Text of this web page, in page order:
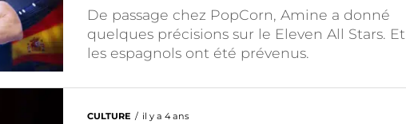
De passage chez PopCorn, Amine a donné
quelques précisions sur le Eleven All Stars. Et
les espagnols ont été prévenus.
CULTURE il y a 4 ans